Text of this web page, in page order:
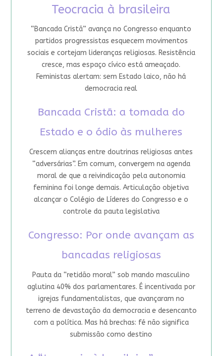
Teocracia à brasileira
“Bancada Cristã” avança no Congresso enquanto
partidos progressistas esquecem movimentos
sociais e cortejam lideranças religiosas. Resistência
cresce, mas espaço cívico está ameaçado.
Feministas alertam: sem Estado laico, não há
democracia real
Bancada Cristã: a tomada do
Estado e o ódio às mulheres
Crescem alianças entre doutrinas religiosas antes
“adversárias”. Em comum, convergem na agenda
moral de que a reivindicação pela autonomia
feminina foi longe demais. Articulação objetiva
alcançar o Colégio de Líderes do Congresso e o
controle da pauta legislativa
Congresso: Por onde avançam as
bancadas religiosas
Pauta da “retidão moral” sob mando masculino
aglutina 40% dos parlamentares. É incentivada por
igrejas fundamentalistas, que avançaram no
terreno de devastação da democracia e desencanto
com a política. Mas há brechas: fé não significa
submissão como destino